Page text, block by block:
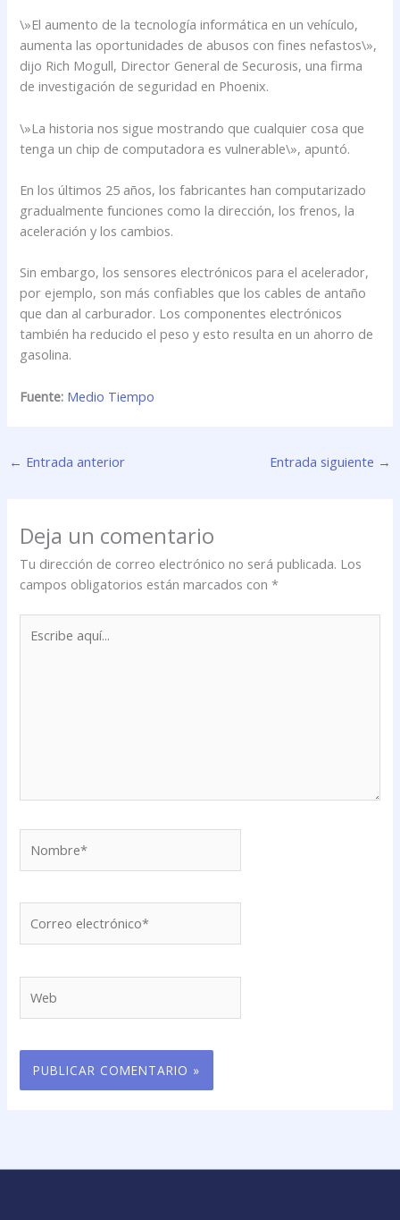
\»El aumento de la tecnología informática en un vehículo,
aumenta las oportunidades de abusos con fines nefastos\»,
dijo Rich Mogull, Director General de Securosis, una firma
de investigación de seguridad en Phoenix.
\»La historia nos sigue mostrando que cualquier cosa que
tenga un chip de computadora es vulnerable\», apuntó.
En los últimos 25 años, los fabricantes han computarizado
gradualmente funciones como la dirección, los frenos, la
aceleración y los cambios.
Sin embargo, los sensores electrónicos para el acelerador,
por ejemplo, son más confiables que los cables de antaño
que dan al carburador. Los componentes electrónicos
también ha reducido el peso y esto resulta en un ahorro de
gasolina.
Fuente: Medio Tiempo
← Entrada anterior Entrada siguiente →
Deja un comentario
Tu dirección de correo electrónico no será publicada. Los
campos obligatorios están marcados con*
aquí...
electrónico*